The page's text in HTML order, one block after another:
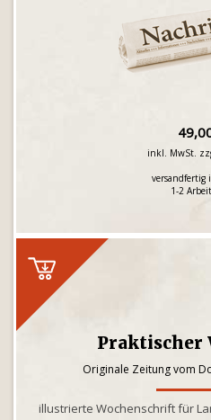
inkl. MwSt.
versandfertig
1-2
Praktischer
Originale Zeitung vom
illustrierte Wochenschrift für